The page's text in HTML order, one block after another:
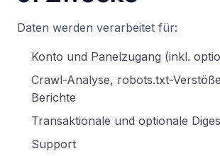
Daten werden verarbeitet für:
Konto und Panelzugang (inkl.
Crawl-Analyse, robots.txt-
Berichte
Transaktionale und optionale
Support